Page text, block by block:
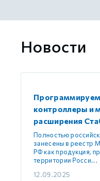
Новости
контроллеры и
расширения
Полностью
занесены в реестр
РФ как продукция,
территории Росси...
12.09.2025